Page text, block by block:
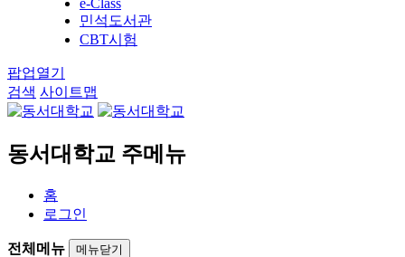
e-Class
민석도서관
CBT시험
팝업열기
검색 사이트맵
동서대학교 주메뉴
홈
로그인
전체메뉴 메뉴닫기